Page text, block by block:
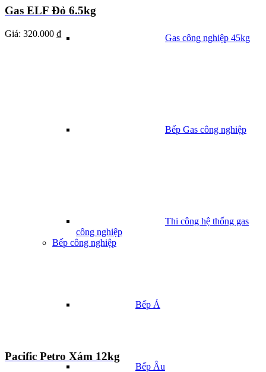
Gas công nghiệp 45kg
Bếp Gas công nghiệp
Thi công hệ thống gas
công nghiệp
Bếp công nghiệp
Bếp Á
Bếp Âu
Gas ELF Đỏ 6.5kg
Giá: 320.000 ₫
Pacific Petro Xám 12kg